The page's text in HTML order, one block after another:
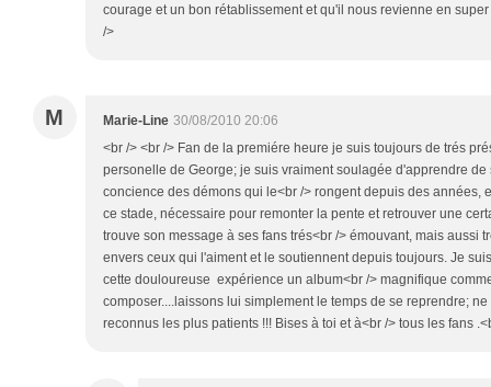
courage et un bon rétablissement et qu'il nous revienne en
/>
M Marie-Line 30/08/2010 20:06
<br /> <br /> Fan de la premiére heure je suis toujours de trés
personelle de George; je suis vraiment soulagée d'apprendre
concience des démons qui le<br /> rongent depuis des années,
ce stade, nécessaire pour remonter la pente et retrouver une
trouve son message à ses fans trés<br /> émouvant, mais aussi
envers ceux qui l'aiment et le soutiennent depuis toujours. Je
cette douloureuse expérience un album<br /> magnifique
composer....laissons lui simplement le temps de se reprendre;
reconnus les plus patients !!! Bises à toi et à<br /> tous les fans